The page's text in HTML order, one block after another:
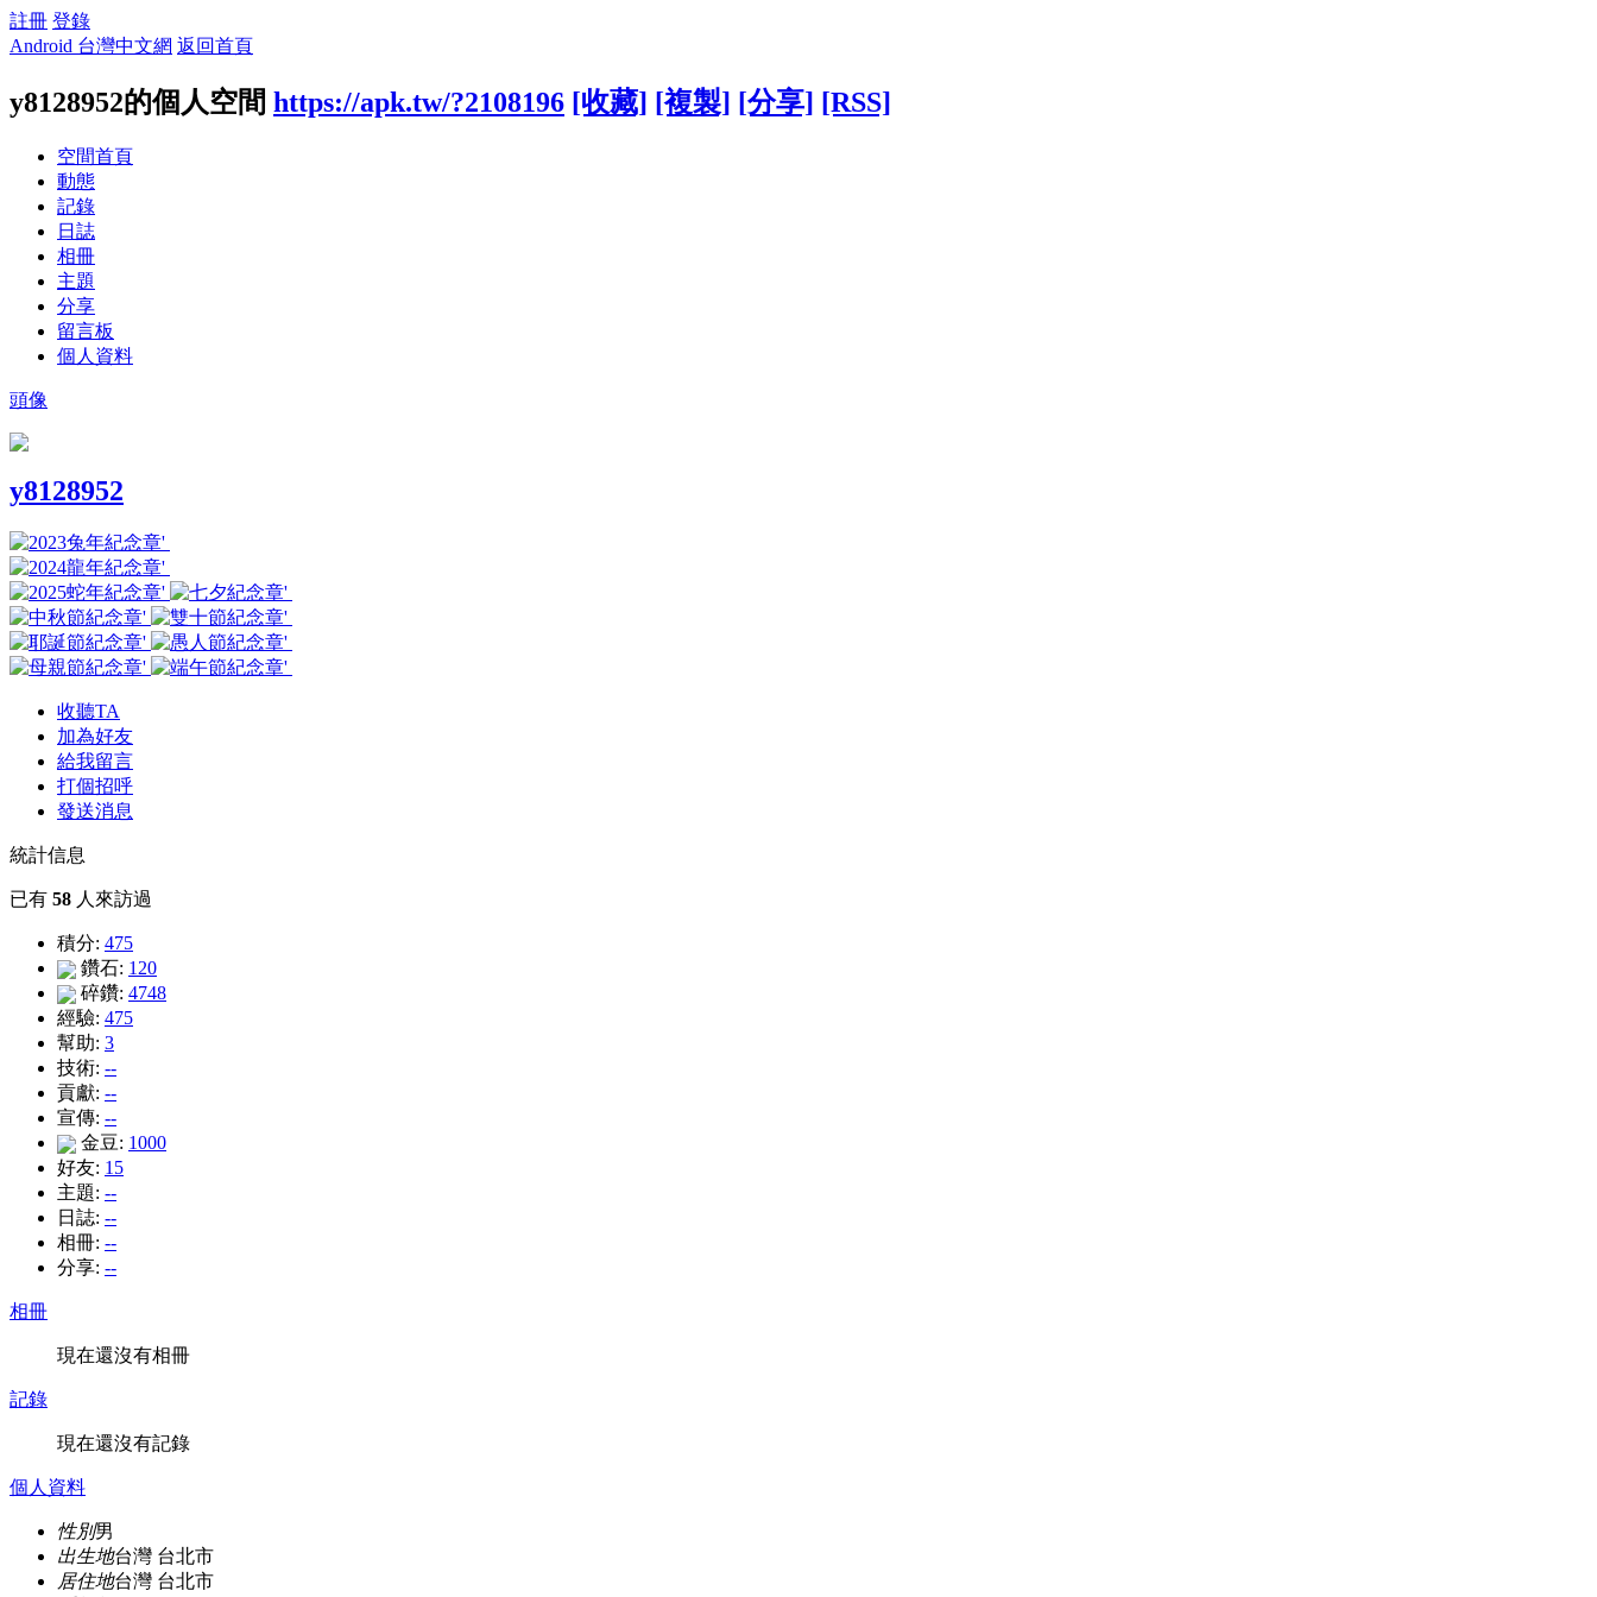
註冊 登錄
Android 台灣中文網 返回首頁
y8128952的個人空間 https://apk.tw/?2108196 [收藏] [複製] [分享] [RSS]
空間首頁
動態
記錄
日誌
相冊
主題
分享
留言板
個人資料
頭像
y8128952
收聽TA
加為好友
給我留言
打個招呼
發送消息
統計信息
已有 58 人來訪過
積分: 475
鑽石: 120
碎鑽: 4748
經驗: 475
幫助: 3
技術: --
貢獻: --
宣傳: --
金豆: 1000
好友: 15
主題: --
日誌: --
相冊: --
分享: --
相冊
現在還沒有相冊
記錄
現在還沒有記錄
個人資料
性別男
出生地台灣 台北市
居住地台灣 台北市